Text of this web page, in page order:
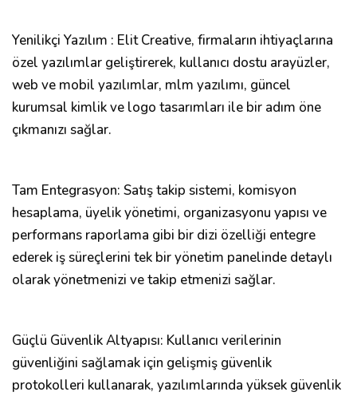
Yenilikçi Yazılım : Elit Creative, firmaların ihtiyaçlarına
özel yazılımlar geliştirerek, kullanıcı dostu arayüzler,
web ve mobil yazılımlar, mlm yazılımı, güncel
kurumsal kimlik ve logo tasarımları ile bir adım öne
çıkmanızı sağlar.
Tam Entegrasyon: Satış takip sistemi, komisyon
hesaplama, üyelik yönetimi, organizasyonu yapısı ve
performans raporlama gibi bir dizi özelliği entegre
ederek iş süreçlerini tek bir yönetim panelinde detaylı
olarak yönetmenizi ve takip etmenizi sağlar.
Güçlü Güvenlik Altyapısı: Kullanıcı verilerinin
güvenliğini sağlamak için gelişmiş güvenlik
protokolleri kullanarak, yazılımlarında yüksek güvenlik